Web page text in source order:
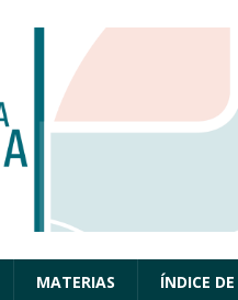
MATERIAS ÍNDICE